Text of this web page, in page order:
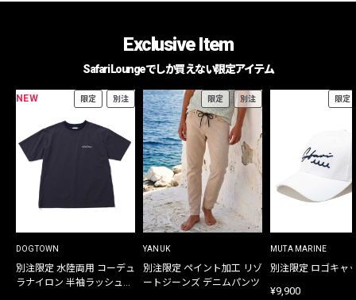
Exclusive Item
Safari Loungeでしか買えない限定アイテム
NEW 限定 別注
DOGTOWN
別注限定 水陸両用 コーデュ
ラナイロン 半袖ラッシュガ
限定 別注
YANUK
別注限定 ペイント加工 リゾ
ートジーンズ デニムパンツ
限定
MUTA MARINE
別注限定 ロゴキャ
¥9,900